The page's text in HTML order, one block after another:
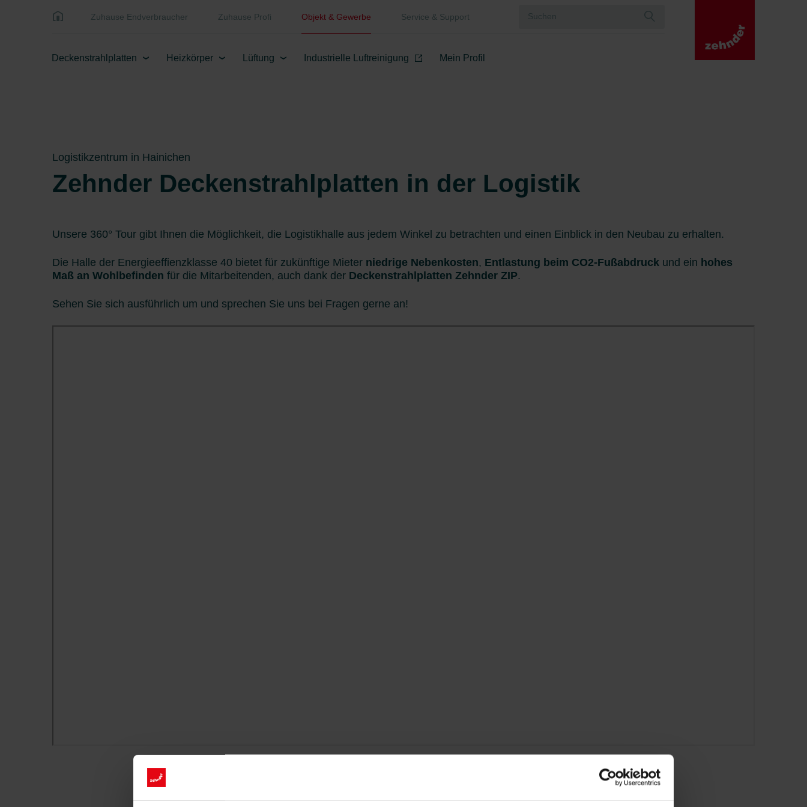
Zuhause Endverbraucher Zuhause Profi Objekt & Gewerbe Service & Support
Deckenstrahlplatten Heizkörper Lüftung Industrielle Luftreinigung Mein Profil
Logistikzentrum in Hainichen
Zehnder Deckenstrahlplatten in der Logistik
Unsere 360° Tour gibt Ihnen die Möglichkeit, die Logistikhalle aus jedem Winkel zu betrachten und einen Einblick in den Neubau zu erhalten.
Die Halle der Energieeffienzklasse 40 bietet für zukünftige Mieter niedrige Nebenkosten, Entlastung beim CO2-Fußabdruck und ein hohes
Maß an Wohlbefinden für die Mitarbeitenden, auch dank der Deckenstrahlplatten Zehnder ZIP.
Sehen Sie sich ausführlich um und sprechen Sie uns bei Fragen gerne an!